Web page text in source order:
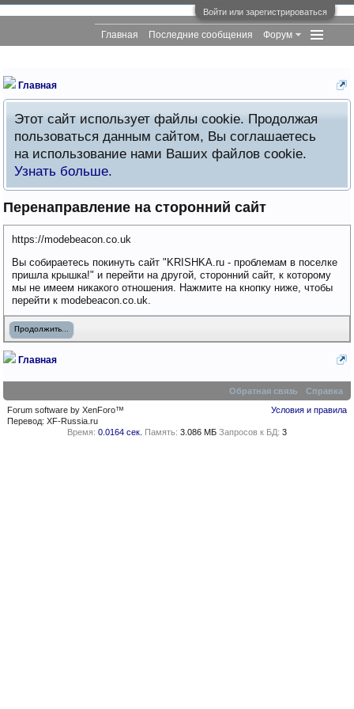
Войти или зарегистрироваться
Главная
Этот сайт использует файлы cookie. Продолжая
пользоваться данным сайтом, Вы соглашаетесь
на использование нами Ваших файлов cookie.
Узнать больше.
Перенаправление на сторонний сайт
https://modebeacon.co.uk
Вы собираетесь покинуть сайт "KRISHKA.ru - проблемам в поселке
пришла крышка!" и перейти на другой, сторонний сайт, к которому
мы не имеем никакого отношения. Нажмите на кнопку ниже, чтобы
перейти к modebeacon.co.uk.
Продолжить...
Главная
Главная Последние сообщения Форум
Обратная связь
Справка
Условия и правила
Forum software by XenForo™
Перевод:XF-Russia.ru
Время: 0.0164 сек. Память: 3.086 МБ Запросов к БД: 3